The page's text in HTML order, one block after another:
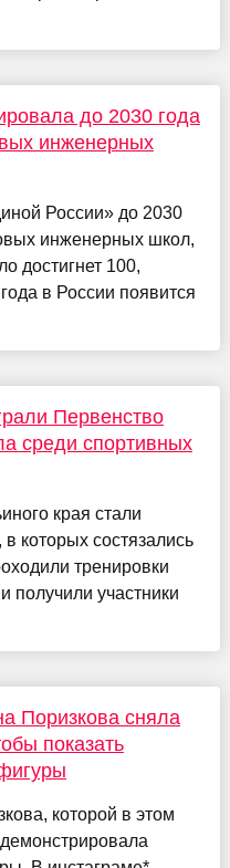
до 2030 года
инженерных
России» до 2030
инженерных школ,
достигнет 100,
в России появится
Первенство
среди спортивных
края стали
которых состязались
тренировки
получили участники
Поризкова сняла
показать
которой в этом